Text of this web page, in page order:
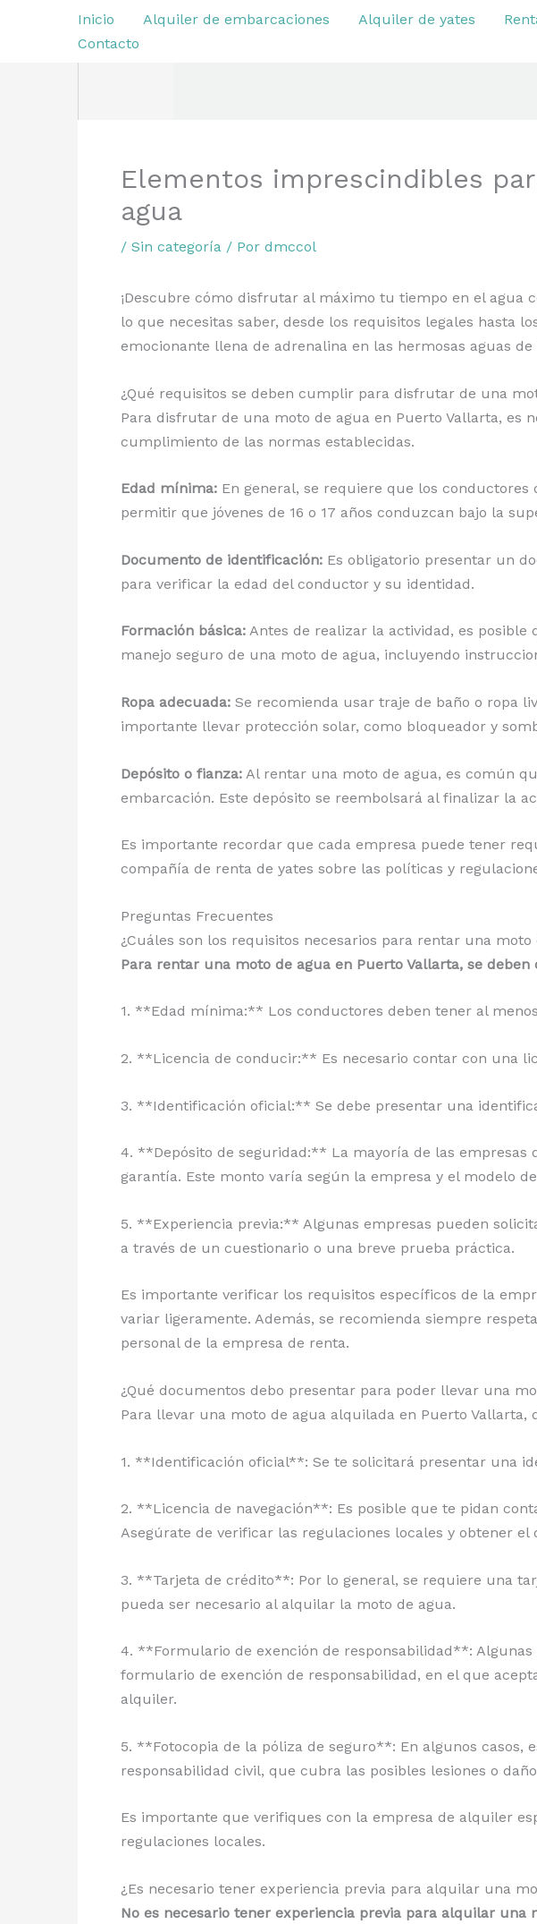
Inicio Alquiler de embarcaciones Alquiler de yates
Contacto
Elementos imprescindibles
agua
/ Sin categoría / Por dmccol
¡Descubre cómo disfrutar al máximo tu tiempo en el agua
lo que necesitas saber, desde los requisitos legales hasta
emocionante llena de adrenalina en las hermosas aguas de
¿Qué requisitos se deben cumplir para disfrutar de una
Para disfrutar de una moto de agua en Puerto Vallarta,
cumplimiento de las normas establecidas.
Edad mínima: En general, se requiere que los conductores
permitir que jóvenes de 16 o 17 años conduzcan bajo la
Documento de identificación: Es obligatorio presentar un
para verificar la edad del conductor y su identidad.
Formación básica: Antes de realizar la actividad, es
manejo seguro de una moto de agua, incluyendo
Ropa adecuada: Se recomienda usar traje de baño o ropa
importante llevar protección solar, como bloqueador y
Depósito o fianza: Al rentar una moto de agua, es común
embarcación. Este depósito se reembolsará al finalizar la
Es importante recordar que cada empresa puede tener
compañía de renta de yates sobre las políticas y
Preguntas Frecuentes
¿Cuáles son los requisitos necesarios para rentar una
Para rentar una moto de agua en Puerto Vallarta, se
1. **Edad mínima:** Los conductores deben tener al
2. **Licencia de conducir:** Es necesario contar con una
3. **Identificación oficial:** Se debe presentar una
4. **Depósito de seguridad:** La mayoría de las
garantía. Este monto varía según la empresa y el modelo
5. **Experiencia previa:** Algunas empresas pueden
a través de un cuestionario o una breve prueba práctica.
Es importante verificar los requisitos específicos de la
variar ligeramente. Además, se recomienda siempre
personal de la empresa de renta.
¿Qué documentos debo presentar para poder llevar una
Para llevar una moto de agua alquilada en Puerto Vallarta,
1. **Identificación oficial**: Se te solicitará presentar una
2. **Licencia de navegación**: Es posible que te pidan
Asegúrate de verificar las regulaciones locales y obtener
3. **Tarjeta de crédito**: Por lo general, se requiere una
pueda ser necesario al alquilar la moto de agua.
4. **Formulario de exención de responsabilidad**:
formulario de exención de responsabilidad, en el que
alquiler.
5. **Fotocopia de la póliza de seguro**: En algunos
responsabilidad civil, que cubra las posibles lesiones o
Es importante que verifiques con la empresa de alquiler
regulaciones locales.
¿Es necesario tener experiencia previa para alquilar una
No es necesario tener experiencia previa para alquilar una